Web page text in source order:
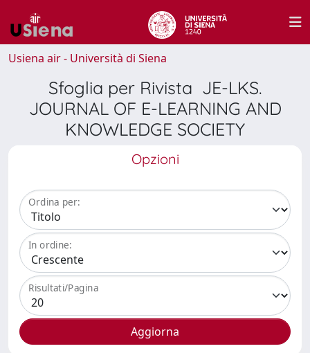
Usiena air - Università di Siena
Sfoglia per Rivista JE-LKS.
JOURNAL OF E-LEARNING AND
KNOWLEDGE SOCIETY
Opzioni
Ordina per:
In ordine:
Risultati/Pagina